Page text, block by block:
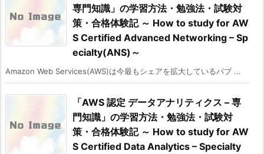
専門知識」の学習方法・勉強法・試験対
策・合格体験記 ～ How to study for AW
S Certified Advanced Networking – Sp
ecialty(ANS)～
Amazon Web Services(AWS)は今最もシェアを拡大しているパブ ...
「AWS 認定 データアナリティクス – 専
門知識」の学習方法・勉強法・試験対
策・合格体験記 ～ How to study for AW
S Certified Data Analytics – Specialty